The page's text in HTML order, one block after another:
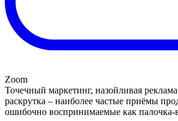
Zoom
Точечный маркетинг, назойливая
раскрутка – наиболее частые приёмы
ошибочно воспринимаемые как палочка-